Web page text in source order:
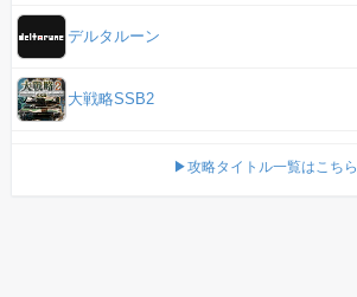
デルタルーン
大戦略SSB2
▶攻略タイトル一覧はこちら